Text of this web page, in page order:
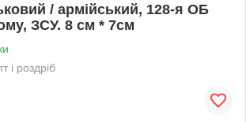
/ армійський, 128-я ОБ
ЗСУ. 8 см * 7см
і роздріб